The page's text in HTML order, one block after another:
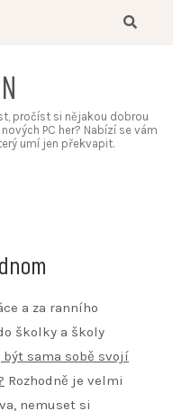
pročíst si nějakou dobrou
PC her? Nabízí se vám
umí jen překvapit.
a za ranního
školky a školy
sama sobě svojí
Rozhodně je velmi
nemuset si